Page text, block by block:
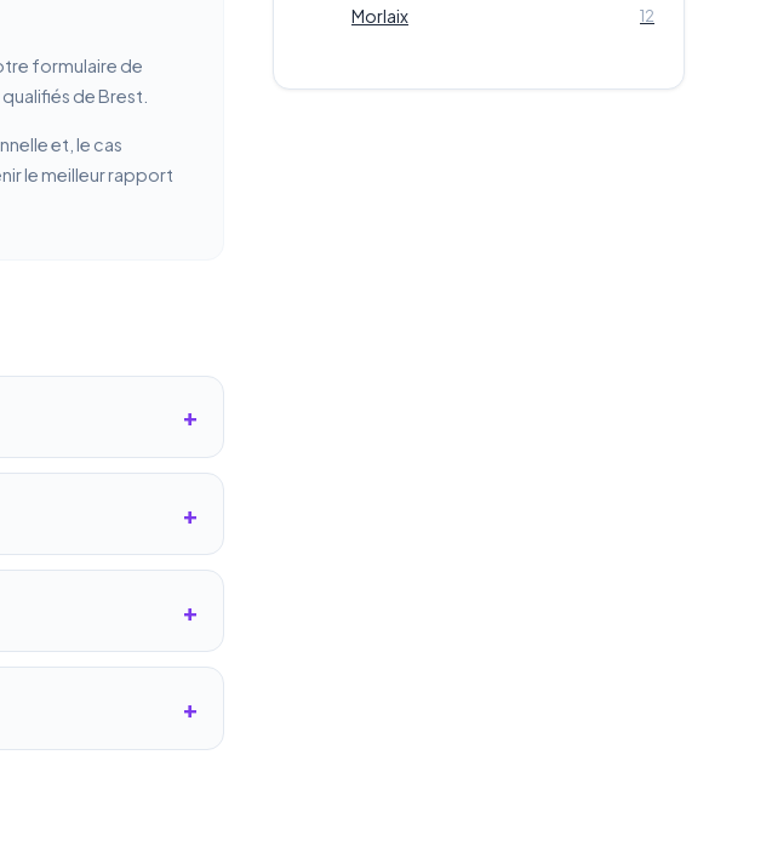
formulaire de
de Brest.
et, le cas
le meilleur rapport
Morlaix 12